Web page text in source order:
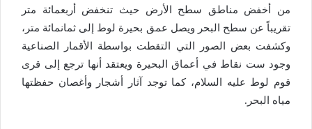
من أخفض مناطق سطح الأرض حيث تنخفض أربعمائة متر
تقريباً عن سطح البحر ويصل عمق بحيرة لوط إلى ثمانمائة متر،
وكشفت بعض الصور التي التقطت بواسطة الأقمار الصناعية
وجود ست نقاط في أعماق البحيرة ويعتقد أنها ترجع إلى قرى
قوم لوط عليه السلام، كما توجد آثار أشجار وأغصان حفظتها
مياه البحر.